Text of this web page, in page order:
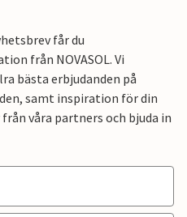
får du
från NOVASOL. Vi
bästa erbjudanden på
samt inspiration för din
våra partners och bjuda in